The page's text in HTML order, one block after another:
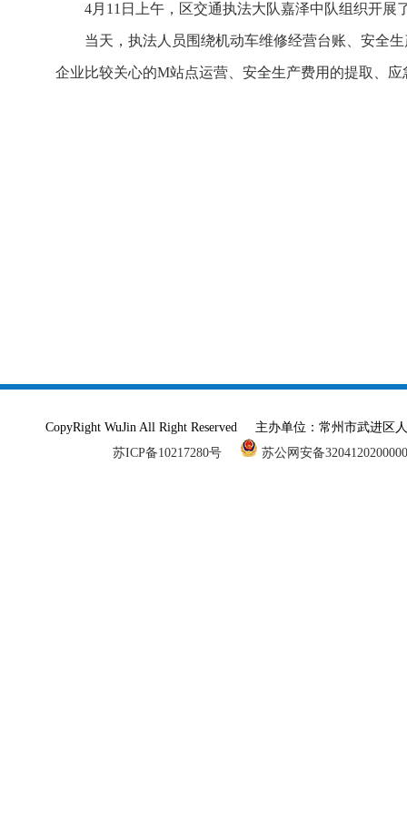
4月11日上午，区交通执法大队嘉泽中队组织开
当天，执法人员围绕机动车维修经营台账、安全
企业比较关心的M站点运营、安全生产费用的提取、
CopyRight WuJin All Right Reserved 主办单位：常州市武进
苏ICP备10217280号
苏公网安备